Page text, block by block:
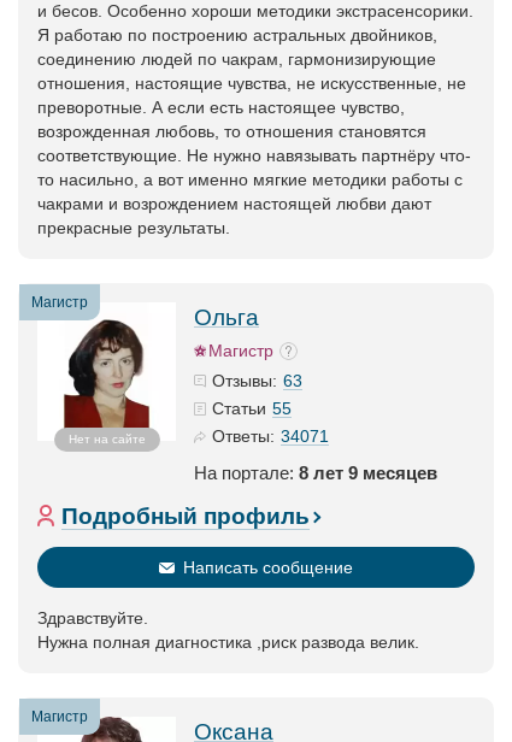
и бесов. Особенно хороши методики экстрасенсорики.
Я работаю по построению астральных двойников,
соединению людей по чакрам, гармонизирующие
отношения, настоящие чувства, не искусственные, не
преворотные. А если есть настоящее чувство,
возрожденная любовь, то отношения становятся
соответствующие. Не нужно навязывать партнёру что-
то насильно, а вот именно мягкие методики работы с
чакрами и возрождением настоящей любви дают
прекрасные результаты.
Магистр
Нет на сайте
Ольга
Магистр
Отзывы: 63
Статьи 55
Ответы: 34071
На портале: 8 лет 9 месяцев
Подробный профиль
Написать сообщение
Здравствуйте.
Нужна полная диагностика ,риск развода велик.
Магистр
Оксана